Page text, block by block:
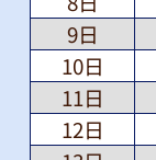
9日
10日
11日
12日